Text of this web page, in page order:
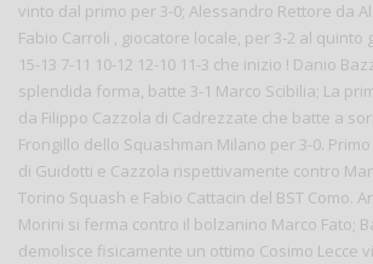
vinto dal primo per 3-0; Alessandro Rettore da
Fabio Carroli , giocatore locale, per 3-2 al quinto
15-13 7-11 10-12 12-10 11-3 che inizio ! Danio
splendida forma, batte 3-1 Marco Scibilia; La
da Filippo Cazzola di Cadrezzate che batte a
Frongillo dello Squashman Milano per 3-0.
di Guidotti e Cazzola rispettivamente contro
Torino Squash e Fabio Cattacin del BST Como.
Morini si ferma contro il bolzanino Marco Fato;
demolisce fisicamente un ottimo Cosimo Lecce